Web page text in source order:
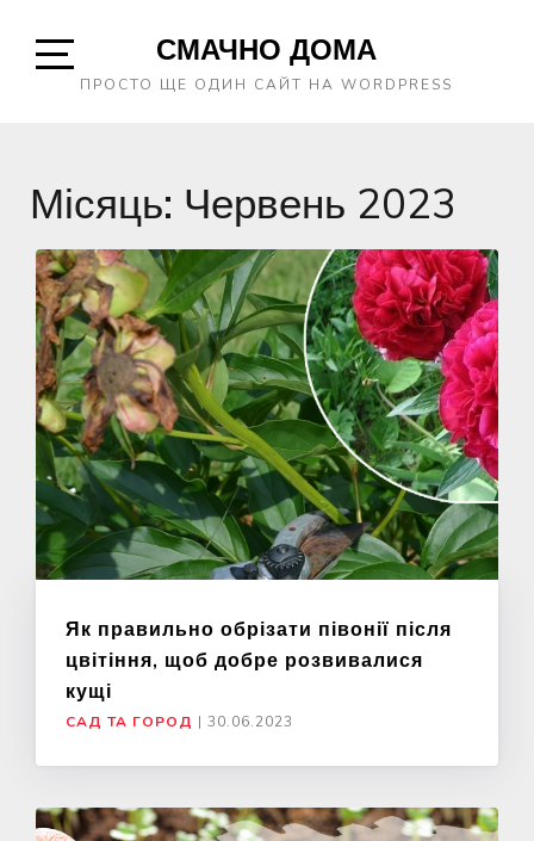
Open
СМАЧНО ДОМА
ПРОСТО ЩЕ ОДИН САЙТ НА WORDPRESS
Місяць: Червень 2023
Як правильно обрізати півонії після
цвітіння, щоб добре розвивалися
кущі
САД ТА ГОРОД | 30.06.2023